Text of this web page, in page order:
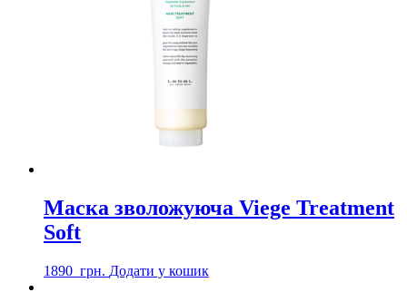
Маска зволожуюча Viege Treatment
Soft
1890 грн. Додати у кошик